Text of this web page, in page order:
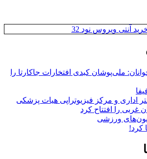
آنتی ویروس نود 32
ملی‌پوشان کبدی افتخارات جاکارتا را
اداری و مرکز فیزیوتراپی هیات پزشکی
غربی را افتتاح کرد
ورزشی
کرد!